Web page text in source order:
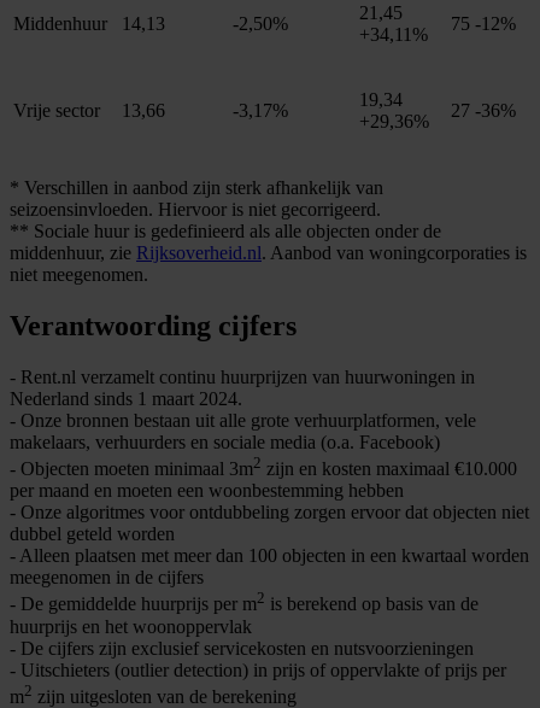
Middenhuur 14,13 -2,50%
21,45
+34,11%
75 -12%
Vrije sector 13,66 -3,17%
19,34
+29,36%
27 -36%
* Verschillen in aanbod zijn sterk afhankelijk van
seizoensinvloeden. Hiervoor is niet gecorrigeerd.
** Sociale huur is gedefinieerd als alle objecten onder de
middenhuur, zie Rijksoverheid.nl. Aanbod van woningcorporaties is
niet meegenomen.
Verantwoording cijfers
- Rent.nl verzamelt continu huurprijzen van huurwoningen in
Nederland sinds 1 maart 2024.
- Onze bronnen bestaan uit alle grote verhuurplatformen, vele
makelaars, verhuurders en sociale media (o.a. Facebook)
- Objecten moeten minimaal 3m2 zijn en kosten maximaal €10.000
per maand en moeten een woonbestemming hebben
- Onze algoritmes voor ontdubbeling zorgen ervoor dat objecten niet
dubbel geteld worden
- Alleen plaatsen met meer dan 100 objecten in een kwartaal worden
meegenomen in de cijfers
- De gemiddelde huurprijs per m2 is berekend op basis van de
huurprijs en het woonoppervlak
- De cijfers zijn exclusief servicekosten en nutsvoorzieningen
- Uitschieters (outlier detection) in prijs of oppervlakte of prijs per
m2 zijn uitgesloten van de berekening